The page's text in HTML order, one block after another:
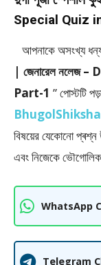
Special Quiz
আপনাকে অসংখ্য
| জেনারেল
Part-1 ” পােস্টটি
বিষয়ের যেকোনো
এবং নিজেকে
WhatsApp
Telegram